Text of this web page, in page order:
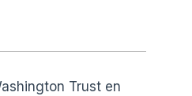
Trust en